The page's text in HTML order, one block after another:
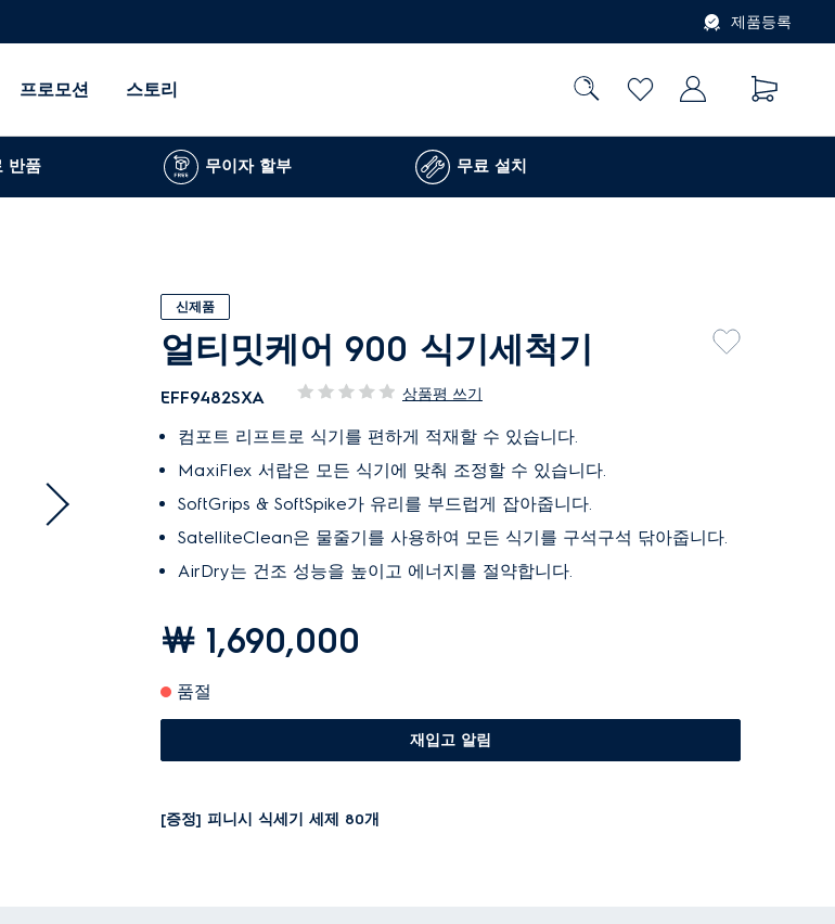
제품등록
프로모션 스토리
반품 무이자 할부 무료 설치
신제품
얼티밋케어 900 식기세척기
EFF9482SXA 상품평 쓰기
컴포트 리프트로 식기를 편하게 적재할 수 있습니다.
MaxiFlex 서랍은 모든 식기에 맞춰 조정할 수 있습니다.
SoftGrips & SoftSpike가 유리를 부드럽게 잡아줍니다.
SatelliteClean은 물줄기를 사용하여 모든 식기를 구석구석 닦아줍니다.
AirDry는 건조 성능을 높이고 에너지를 절약합니다.
￦ 1,690,000
품절
재입고 알림
[증정] 피니시 식세기 세제 80개